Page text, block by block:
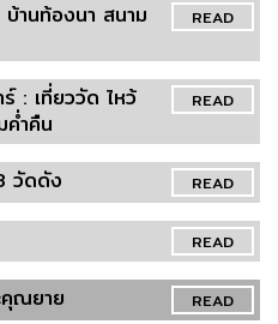
READ
านท้องนา สนาม
READ
: เที่ยววัด ไหว้
ำคืน
READ
วัดดัง
READ
READ
คุณยาย